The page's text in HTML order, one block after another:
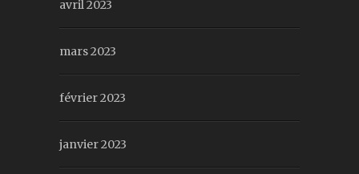
avril 2023
mars 2023
février 2023
janvier 2023